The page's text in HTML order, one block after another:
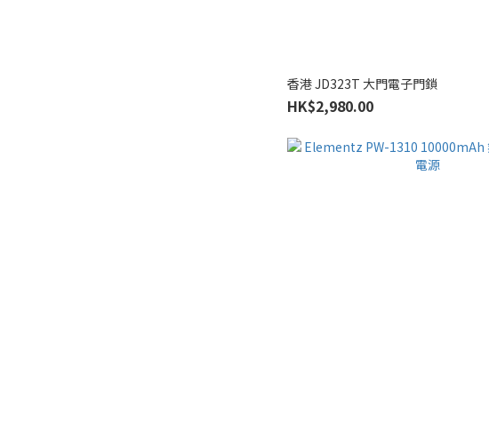
香港 JD323T 大門電子門鎖
HK$2,980.00